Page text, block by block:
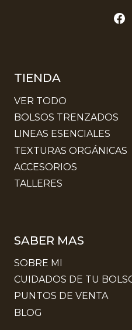
TIENDA
VER TODO
BOLSOS TRENZADOS
LINEAS ESENCIALES
TEXTURAS ORGÁNICAS
ACCESORIOS
TALLERES
SABER MAS
SOBRE MI
CUIDADOS DE TU
PUNTOS DE VENTA
BLOG